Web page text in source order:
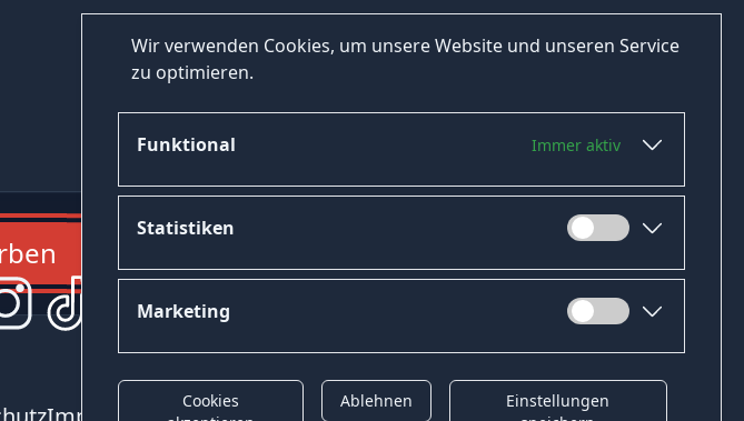
Wir verwenden Cookies, um unsere Website und unseren Service
zu optimieren.
Funktional Immer aktiv
Statistiken
Marketing
Cookies
Ablehnen
Einstellungen